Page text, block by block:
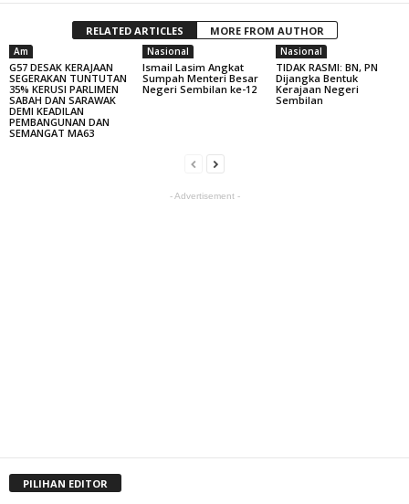
RELATED ARTICLES MORE FROM AUTHOR
Am
G57 DESAK KERAJAAN
SEGERAKAN TUNTUTAN
35% KERUSI PARLIMEN
SABAH DAN SARAWAK
DEMI KEADILAN
PEMBANGUNAN DAN
SEMANGAT MA63
Nasional
Ismail Lasim Angkat
Sumpah Menteri Besar
Negeri Sembilan ke-12
Nasional
TIDAK RASMI: BN, PN
Dijangka Bentuk
Kerajaan Negeri
Sembilan
- Advertisement -
PILIHAN EDITOR